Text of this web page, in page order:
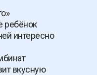
ребёнок
интересно
вкусную